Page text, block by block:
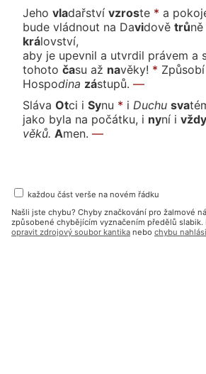
Jeho vladařství vzroste * a
bude vládnout na Davidově trůně
království,
aby je upevnil a utvrdil právem a
tohoto času až navěky! *
Hospodina zástupů. —
Sláva Otci i Synu * i Duchu svaté
jako byla na počátku, i nyní i
věků. Amen. —
každou část verše na novém řádku
Našli jste chybu? Chyby značkování pro žalmové
způsobené chybějícím vyznačením předělů slabik.
opravit zdrojový soubor kantika nebo chybu